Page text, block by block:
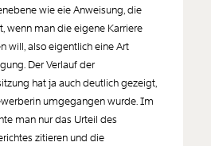
wie eie Anweisung, die
wenn man die eigene Karriere
will, also eigentlich eine Art
Der Verlauf der
hat ja auch deutlich gezeigt,
umgegangen wurde. Im
man nur das Urteil des
zitieren und die